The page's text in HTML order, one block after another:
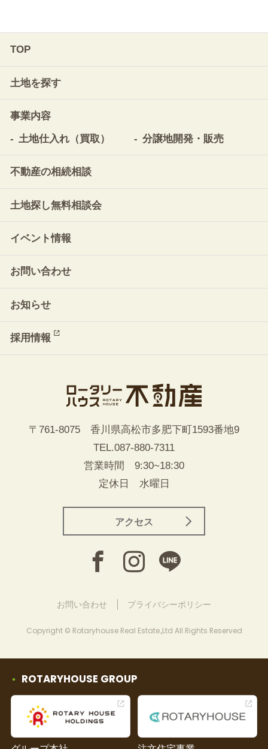
TOP
土地を探す
事業内容
土地仕入れ（買取）
分譲地開発・販売
不動産の相続相談
土地探し無料相談会
イベント情報
お問い合わせ
お知らせ
採用情報
〒761-8075 香川県高松市多肥下町1593番地9
TEL.087-880-7311
営業時間 9:30~18:30
定休日 水曜日
アクセス
お問い合わせ プライバシーポリシー
Copyright © Rotaryhouse Real Estate.,Ltd All Rights Reserved
ROTARYHOUSE GROUP